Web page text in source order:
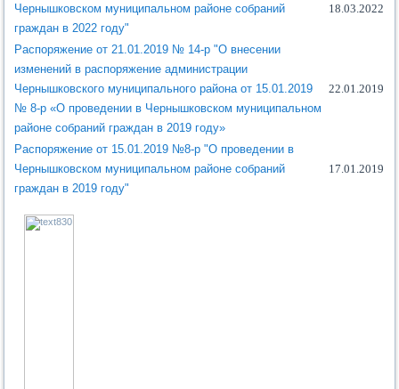
Чернышковском муниципальном районе собраний
граждан в 2022 году"
18.03.2022
Распоряжение от 21.01.2019 № 14-р "О внесении
изменений в распоряжение администрации
Чернышковского муниципального района от 15.01.2019
№ 8-р «О проведении в Чернышковском муниципальном
районе собраний граждан в 2019 году»
22.01.2019
Распоряжение от 15.01.2019 №8-р "О проведении в
Чернышковском муниципальном районе собраний
граждан в 2019 году"
17.01.2019